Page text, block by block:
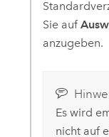
Sie auf
anzugeben.
Es wird
nicht auf